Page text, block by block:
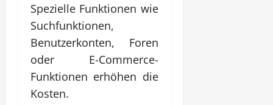
Spezielle Funktionen wie
Suchfunktionen,
Benutzerkonten, Foren
oder E-Commerce-
Funktionen erhöhen die
Kosten.